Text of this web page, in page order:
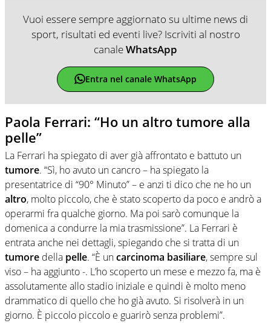
Vuoi essere sempre aggiornato su ultime news di
sport, risultati ed eventi live? Iscriviti al nostro
canaleWhatsApp
Entra nel canale WhatsApp
Paola Ferrari: “Ho un altro tumore alla
pelle”
La Ferrari ha spiegato di aver già affrontato e battuto un
tumore. “Sì, ho avuto un cancro – ha spiegato la
presentatrice di “90° Minuto” – e anzi ti dico che ne ho un
altro, molto piccolo, che è stato scoperto da poco e andrò a
operarmi fra qualche giorno. Ma poi sarò comunque la
domenica a condurre la mia trasmissione”. La Ferrari è
entrata anche nei dettagli, spiegando che si tratta di un
tumore della pelle. “È uncarcinoma basiliare, sempre sul
viso – ha aggiunto -. L’ho scoperto un mese e mezzo fa, ma è
assolutamente allo stadio iniziale e quindi è molto meno
drammatico di quello che ho già avuto. Si risolverà in un
giorno. È piccolo piccolo e guarirò senza problemi”.